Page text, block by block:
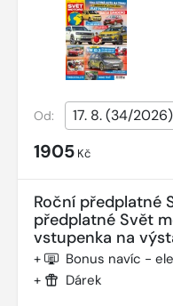
Od:
1905 Kč
Roční předplatné
předplatné Svět
vstupenka na
+ Bonus navíc -
+ Dárek